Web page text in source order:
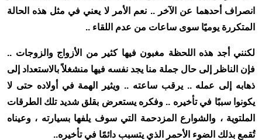
انصراف أحدهما عن الآخر .. نعم الأمر لا يعني في مثل هذه الحالة
المتكررة يوميًا سوى ساعات من عدم اللقاء ..
لكنني أجد هذه اللحظة مغبون فيها كثير من الأزواج والزوجات ..
فإن الناظر إلى حال جملة منا يجد نفسه فيها منشغلاً بالاستعداد إلى
ذهابه إلى عمله .. يرقب ساعته .. ويثير الهمة في أولاده حتى لا
يكونوا سببًا في تأخيره .. وفكره يستعرض بقلق شديد تلك الطرقات
الملتوية ، والشوارع المزدحمة التي سوف يلفها بسيارته ، وعيناه
تُقمع بذلك الضوء الأحمر الذي يتسبب دائمًا في تأخيره..